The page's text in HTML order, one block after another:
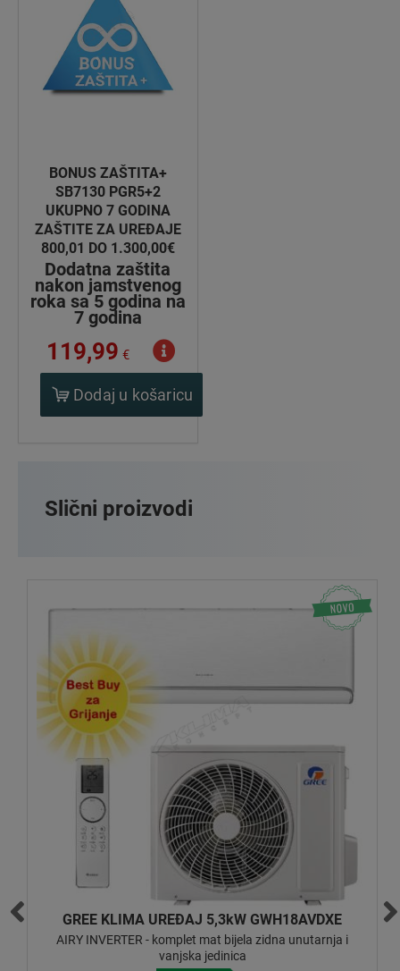
BONUS ZAŠTITA+
SB7130 PGR5+2
UKUPNO 7 GODINA
ZAŠTITE ZA UREĐAJE
800,01 DO 1.300,00€
Dodatna zaštita
nakon jamstvenog
roka sa 5 godina na
7 godina
119,99 €
Dodaj u košaricu
Slični proizvodi
GREE KLIMA UREĐAJ 5,3kW GWH18AVDXE
AIRY INVERTER - komplet mat bijela zidna unutarnja i
vanjska jedinica